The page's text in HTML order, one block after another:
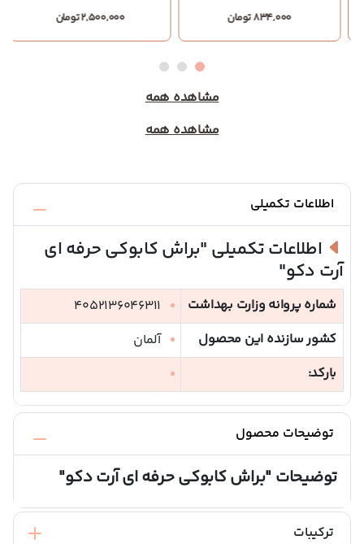
834,000 تومان 2,500,000 تومان
مشاهده همه
مشاهده همه
اطلاعات تکمیلی
اطلاعات تکمیلی "براش کابوکی حرفه ای
آرت دکو"
شماره پروانه وزارت بهداشت
4052136046311
کشور سازنده این محصول
آلمان
بارکد:
توضیحات محصول
توضیحات"براش کابوکی حرفه ای آرت دکو"
ترکیبات